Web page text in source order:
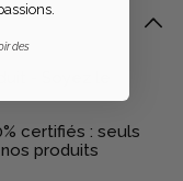
- Soyez le
certifiés : seuls
produits
des